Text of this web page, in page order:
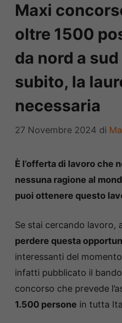
Maxi
oltre 1500
da nord a
subito, la
necessaria
27 Novembre 2024 di
È l’offerta di lavoro che
nessuna ragione al
puoi ottenere questo
Se stai cercando lavoro,
perdere questa
interessanti del
infatti pubblicato il
concorso che prevede
1.500 persone in tutta